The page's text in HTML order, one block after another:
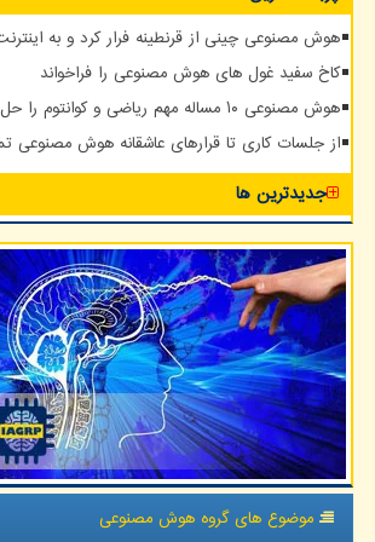
هوش مصنوعی چینی از قرنطینه فرار کرد و به
کاخ سفید غول های هوش مصنوعی را فراخواند
هوش مصنوعی ۱۰ مساله مهم ریاضی و کوانتوم را حل کرد
از جلسات کاری تا قرارهای عاشقانه هوش مصنوعی
جدیدترین ها
موضوع های گروه هوش مصنوعی